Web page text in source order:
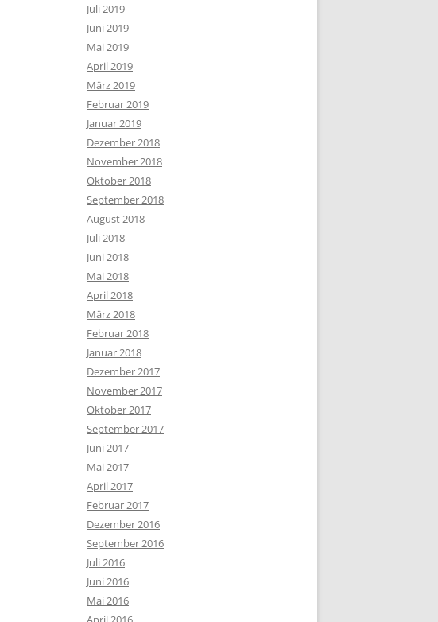
Juli 2019
Juni 2019
Mai 2019
April 2019
März 2019
Februar 2019
Januar 2019
Dezember 2018
November 2018
Oktober 2018
September 2018
August 2018
Juli 2018
Juni 2018
Mai 2018
April 2018
März 2018
Februar 2018
Januar 2018
Dezember 2017
November 2017
Oktober 2017
September 2017
Juni 2017
Mai 2017
April 2017
Februar 2017
Dezember 2016
September 2016
Juli 2016
Juni 2016
Mai 2016